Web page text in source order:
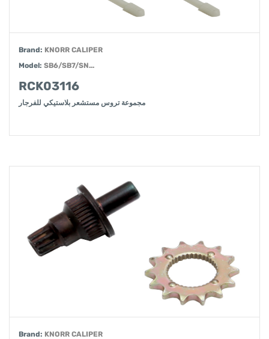
Brand: KNORR CALIPER
Model: SB6/SB7/SN...
RCK03116
مجموعة تروس مستشعر بلاستيكي للفرجار
Brand: KNORR CALIPER